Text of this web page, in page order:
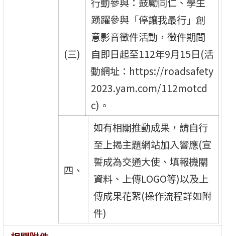
(三)
踴躍參與「停讓我最行」創
意影音徵件活動，徵件期間
自即日起至112年9月15日(活
動網址：https://roadsafety
2023.yam.com/112motcd
c)。
四、
如有相關推動成果，請自行
至上揭主題網站加入響應(宣
誓成為交通大使、填報機關
資料、上傳LOGO等)以及上
傳成果花絮(操作流程詳如附
件)